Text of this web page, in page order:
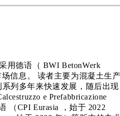
用德语（ BWI BetonWerk
信息。 读者主要为混凝土生
列多年来快速发展，随后出现
e Prefabbricazione
（CPI Eurasia ，始于 2022